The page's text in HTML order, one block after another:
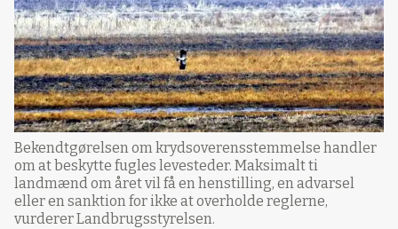
Bekendtgørelsen om krydsoverensstemmelse handler
om at beskytte fugles levesteder. Maksimalt ti
landmænd om året vil få en henstilling, en advarsel
eller en sanktion for ikke at overholde reglerne,
vurderer Landbrugsstyrelsen.